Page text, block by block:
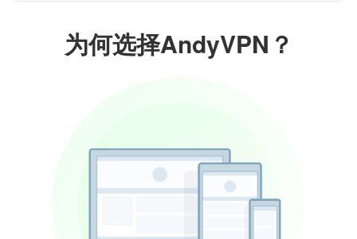
为何选择AndyVPN？